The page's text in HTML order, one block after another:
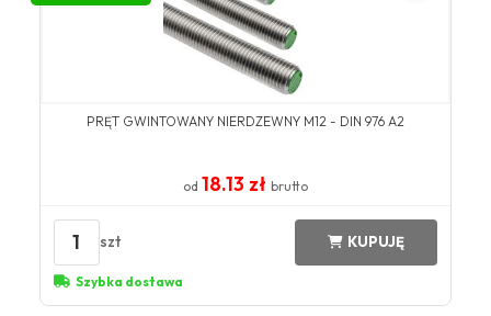
PRĘT GWINTOWANY NIERDZEWNY M12 - DIN 976 A2
od 18.13 zł brutto
1 szt KUPUJĘ
Szybka dostawa